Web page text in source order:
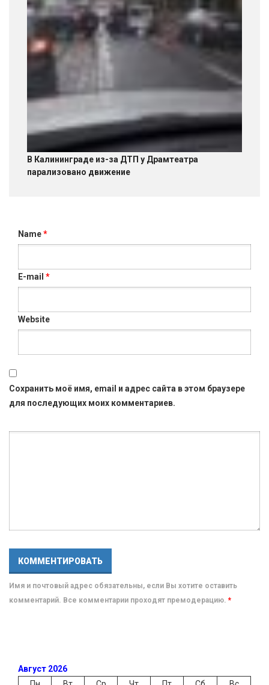
В Калининграде из-за ДТП у Драмтеатра
парализовано движение
Name*
E-mail *
Website
Сохранить моё имя, email и адрес сайта в этом браузере
для последующих моих комментариев.
Имя и почтовый адрес обязательны, если Вы хотите оставить
комментарий. Все комментарии проходят премодерацию. *
Август 2026